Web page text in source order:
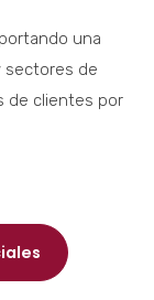
una
sectores de
de clientes por